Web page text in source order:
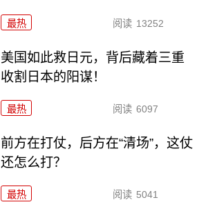
最热 阅读 13252
美国如此救日元，背后藏着三重
收割日本的阳谋！
最热 阅读 6097
前方在打仗，后方在“清场”，这仗
还怎么打？
最热 阅读 5041